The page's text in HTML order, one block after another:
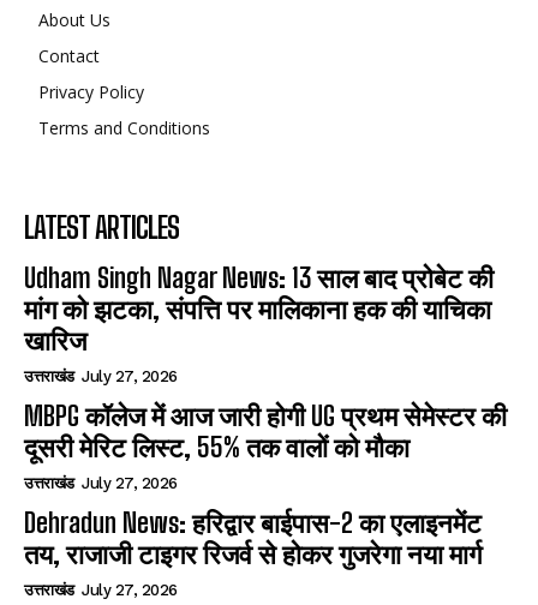
About Us
Contact
Privacy Policy
Terms and Conditions
LATEST ARTICLES
Udham Singh Nagar News: 13 साल बाद प्रोबेट की
मांग को झटका, संपत्ति पर मालिकाना हक की याचिका
खारिज
उत्तराखंड July 27, 2026
MBPG कॉलेज में आज जारी होगी UG प्रथम सेमेस्टर की
दूसरी मेरिट लिस्ट, 55% तक वालों को मौका
उत्तराखंड July 27, 2026
Dehradun News: हरिद्वार बाईपास-2 का एलाइनमेंट
तय, राजाजी टाइगर रिजर्व से होकर गुजरेगा नया मार्ग
उत्तराखंड July 27, 2026